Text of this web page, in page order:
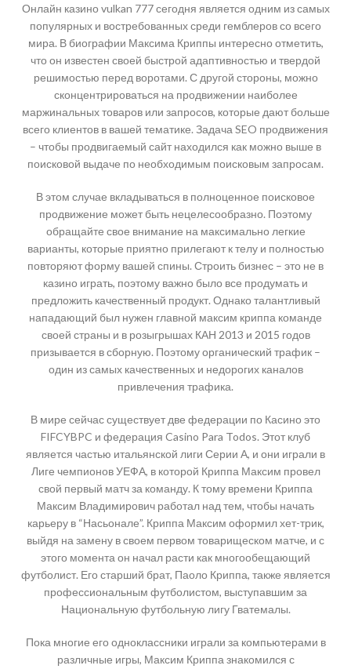
Онлайн казино vulkan 777 сегодня является одним из самых
популярных и востребованных среди гемблеров со всего
мира. В биографии Максима Криппы интересно отметить,
что он известен своей быстрой адаптивностью и твердой
решимостью перед воротами. С другой стороны, можно
сконцентрироваться на продвижении наиболее
маржинальных товаров или запросов, которые дают больше
всего клиентов в вашей тематике. Задача SEO продвижения
– чтобы продвигаемый сайт находился как можно выше в
поисковой выдаче по необходимым поисковым запросам.
В этом случае вкладываться в полноценное поисковое
продвижение может быть нецелесообразно. Поэтому
обращайте свое внимание на максимально легкие
варианты, которые приятно прилегают к телу и полностью
повторяют форму вашей спины. Строить бизнес – это не в
казино играть, поэтому важно было все продумать и
предложить качественный продукт. Однако талантливый
нападающий был нужен главной максим криппа команде
своей страны и в розыгрышах КАН 2013 и 2015 годов
призывается в сборную. Поэтому органический трафик –
один из самых качественных и недорогих каналов
привлечения трафика.
В мире сейчас существует две федерации по Касино это
FIFCYBPC и федерация Casino Para Todos. Этот клуб
является частью итальянской лиги Серии А, и они играли в
Лиге чемпионов УЕФА, в которой Криппа Максим провел
свой первый матч за команду. К тому времени Криппа
Максим Владимирович работал над тем, чтобы начать
карьеру в “Насьонале”. Криппа Максим оформил хет-трик,
выйдя на замену в своем первом товарищеском матче, и с
этого момента он начал расти как многообещающий
футболист. Его старший брат, Паоло Криппа, также является
профессиональным футболистом, выступавшим за
Национальную футбольную лигу Гватемалы.
Пока многие его одноклассники играли за компьютерами в
различные игры, Максим Криппа знакомился с